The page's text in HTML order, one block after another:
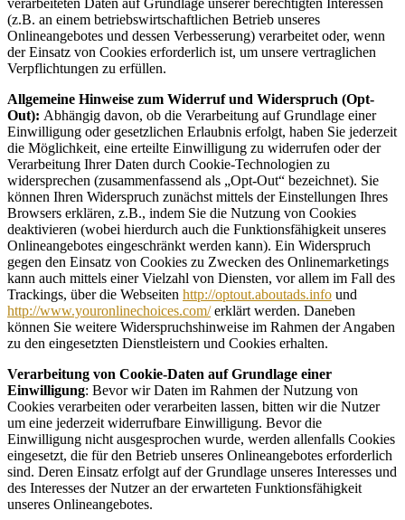
(z.B. an einem betriebswirtschaftlichen Betrieb unseres
Onlineangebotes und dessen Verbesserung) verarbeitet oder, wenn
der Einsatz von Cookies erforderlich ist, um unsere vertraglichen
Verpflichtungen zu erfüllen.
Allgemeine Hinweise zum Widerruf und Widerspruch (Opt-
Out): Abhängig davon, ob die Verarbeitung auf Grundlage einer
Einwilligung oder gesetzlichen Erlaubnis erfolgt, haben Sie jederzeit
die Möglichkeit, eine erteilte Einwilligung zu widerrufen oder der
Verarbeitung Ihrer Daten durch Cookie-Technologien zu
widersprechen (zusammenfassend als „Opt-Out“ bezeichnet). Sie
können Ihren Widerspruch zunächst mittels der Einstellungen Ihres
Browsers erklären, z.B., indem Sie die Nutzung von Cookies
deaktivieren (wobei hierdurch auch die Funktionsfähigkeit unseres
Onlineangebotes eingeschränkt werden kann). Ein Widerspruch
gegen den Einsatz von Cookies zu Zwecken des Onlinemarketings
kann auch mittels einer Vielzahl von Diensten, vor allem im Fall des
Trackings, über die Webseiten http://optout.aboutads.info und
http://www.youronlinechoices.com/erklärt werden. Daneben
können Sie weitere Widerspruchshinweise im Rahmen der Angaben
zu den eingesetzten Dienstleistern und Cookies erhalten.
Verarbeitung von Cookie-Daten auf Grundlage einer
Einwilligung: Bevor wir Daten im Rahmen der Nutzung von
Cookies verarbeiten oder verarbeiten lassen, bitten wir die Nutzer
um eine jederzeit widerrufbare Einwilligung. Bevor die
Einwilligung nicht ausgesprochen wurde, werden allenfalls Cookies
eingesetzt, die für den Betrieb unseres Onlineangebotes erforderlich
sind. Deren Einsatz erfolgt auf der Grundlage unseres Interesses und
des Interesses der Nutzer an der erwarteten Funktionsfähigkeit
unseres Onlineangebotes.